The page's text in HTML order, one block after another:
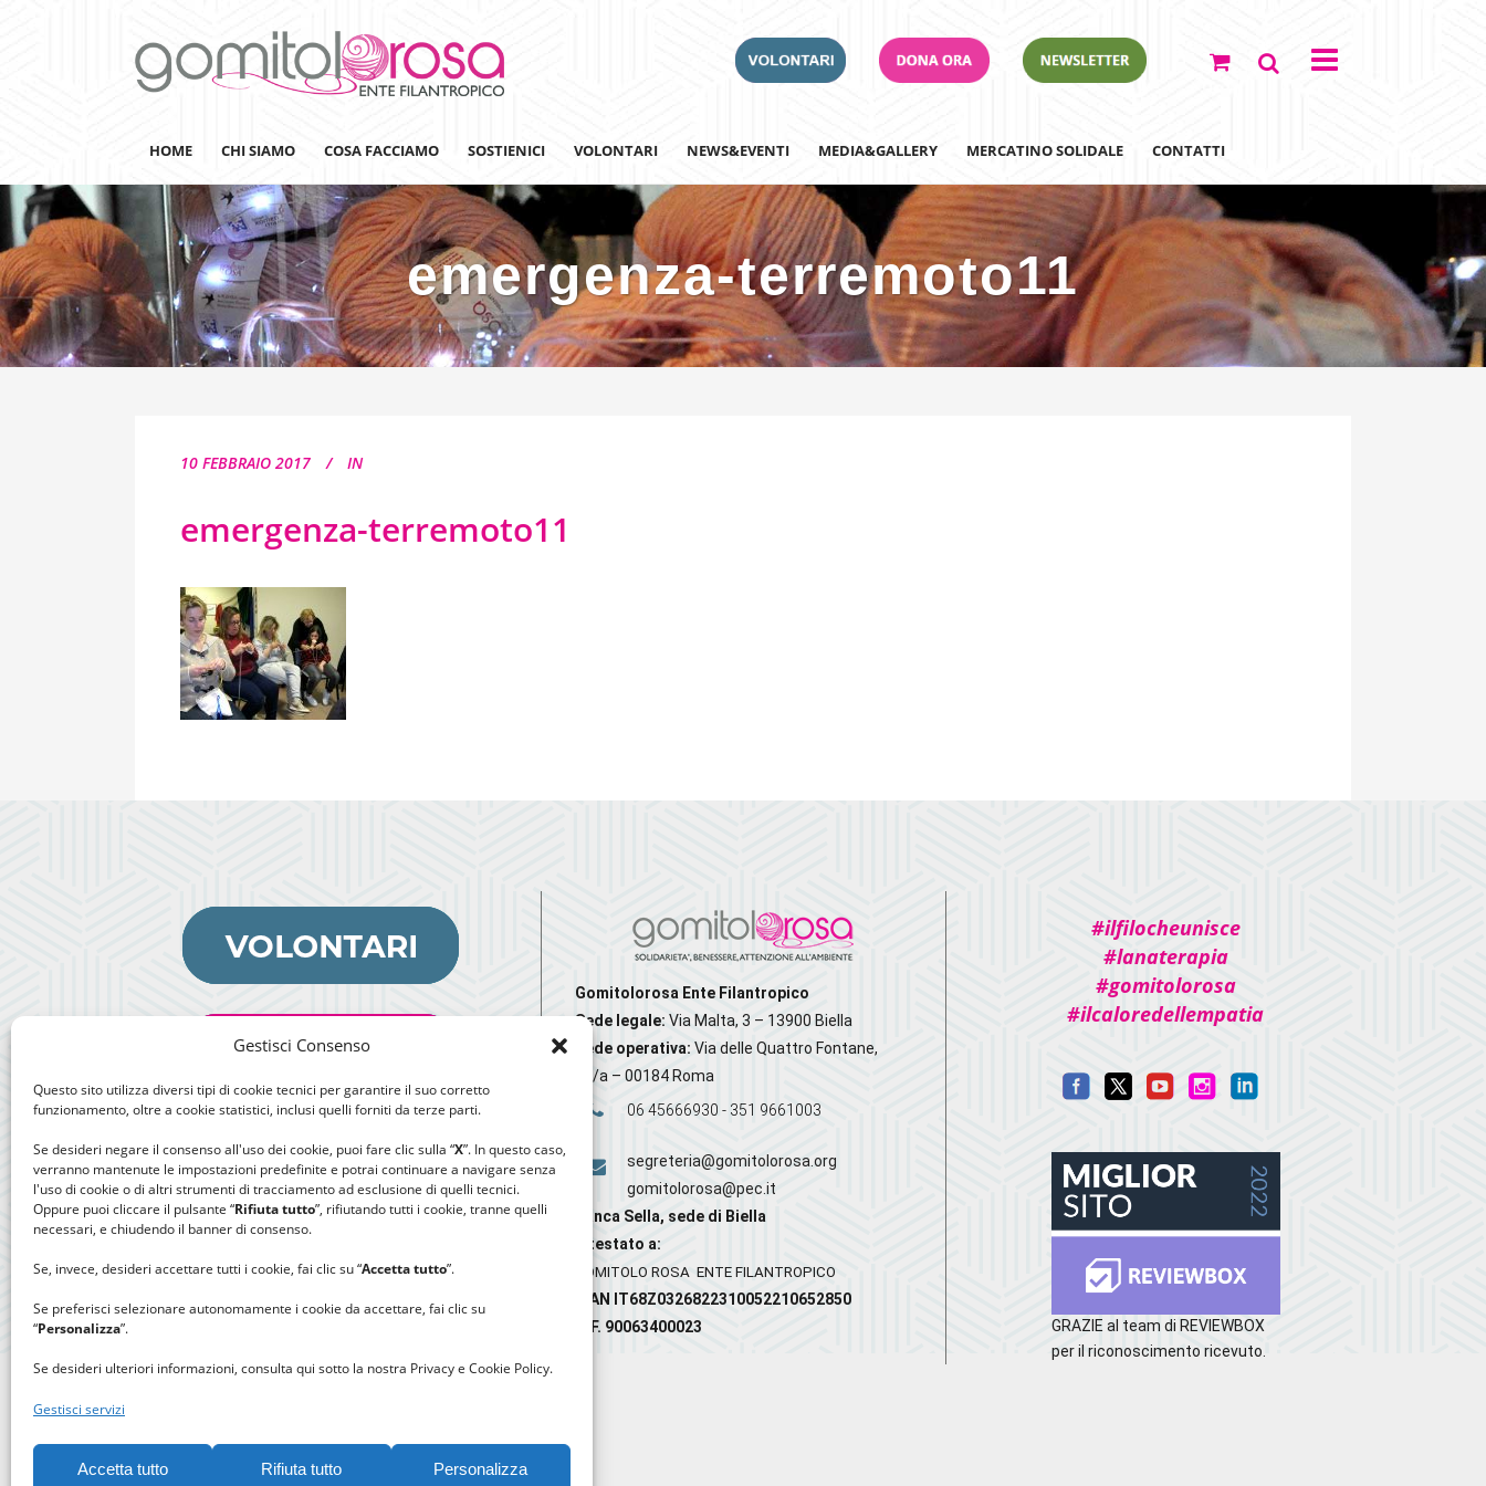
Gestisci Consenso
Questo sito utilizza diversi tipi di cookie tecnici per garantire il suo corretto
funzionamento, oltre a cookie statistici, inclusi quelli forniti da terze parti.
Se desideri negare il consenso all'uso dei cookie, puoi fare clic sulla “X”. In questo caso,
verranno mantenute le impostazioni predefinite e potrai continuare a navigare senza
l'uso di cookie o di altri strumenti di tracciamento ad esclusione di quelli tecnici.
Oppure puoi cliccare il pulsante “Rifiuta tutto”, rifiutando tutti i cookie, tranne quelli
necessari, e chiudendo il banner di consenso.
Se, invece, desideri accettare tutti i cookie, fai clic su “Accetta tutto”.
Se preferisci selezionare autonomamente i cookie da accettare, fai clic su
“Personalizza”.
Se desideri ulteriori informazioni, consulta qui sotto la nostra Privacy e Cookie Policy.
Gestisci servizi
Accetta tutto Rifiuta tutto Personalizza
HOME CHI SIAMO COSA FACCIAMO
Lanaterapia
Ricerca
Sensibilizzazione
SOSTIENICI
Adotta un Ospedale
Team Building
VOLONTARI NEWS&EVENTI MEDIA&GALLERY MERCATINO SOLIDALE CONTATTI
emergenza-terremoto11
10 FEBBRAIO 2017 IN
emergenza-terremoto11
Gomitolorosa Ente Filantropico
Sede legale: Via Malta, 3 – 13900 Biella
Sede operativa: Via delle Quattro Fontane,
20/a – 00184 Roma
06 45666930 - 351 9661003
segreteria@gomitolorosa.org
gomitolorosa@pec.it
Banca Sella, sede di Biella
Intestato a:
GOMITOLO ROSA ENTE FILANTROPICO
IBAN IT68Z0326822310052210652850
C.F. 90063400023
#ilfilocheunisce
#lanaterapia
#gomitolorosa
#ilcaloredellempatia
GRAZIE al team di REVIEWBOX
per il riconoscimento ricevuto.